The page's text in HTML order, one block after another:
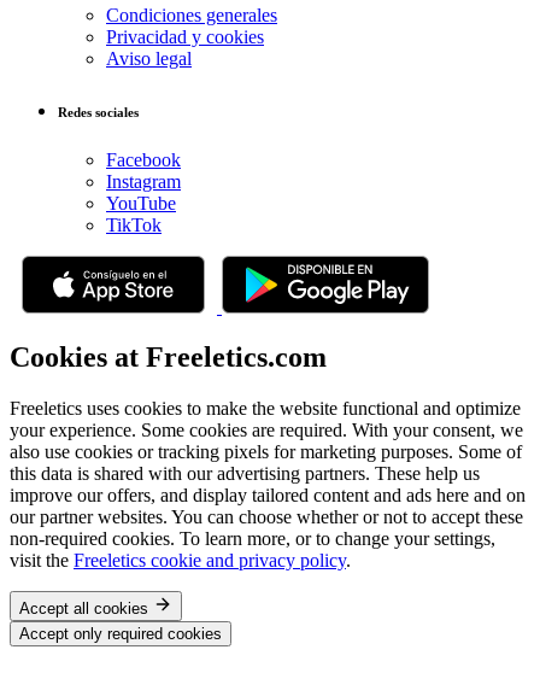
Condiciones generales
Privacidad y cookies
Aviso legal
Redes sociales
Facebook
Instagram
YouTube
TikTok
Cookies at Freeletics.com
Freeletics uses cookies to make the website functional and optimize
your experience. Some cookies are required. With your consent, we
also use cookies or tracking pixels for marketing purposes. Some of
this data is shared with our advertising partners. These help us
improve our offers, and display tailored content and ads here and on
our partner websites. You can choose whether or not to accept these
non-required cookies. To learn more, or to change your settings,
visit the Freeletics cookie and privacy policy.
Accept all cookies
Accept only required cookies